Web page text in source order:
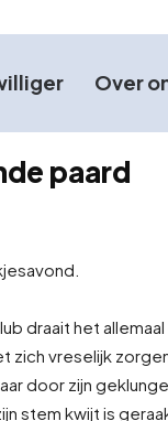
Over
paard
draait het
zich vreselijk
door zijn
stem kwijt is